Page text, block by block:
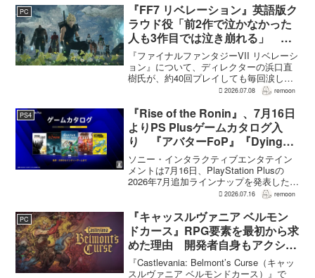
かで、同社はキャラクターやビジュアル
の魅力だけでなく、ゲ...
PC
『FF7 リベレーション』英語版ク
ラウド役「前2作で泣かなかった
人も3作目では泣き崩れる」 浜
口Dも約40回泣いたクラウドの重
要場面に言及
『ファイナルファンタジーVII リベレーシ
ョン』について、ディレクターの浜口直
樹氏が、約40回プレイしても毎回涙した
というクラウドの重要な場面について語
氏も、「最初の2作で泣かなかった人も...
2026.07.08 remoon
PS4
『Rise of the Ronin』、7月16日
よりPS Plusゲームカタログ入
り 『アバターFoP』『Dying
Light』なども順次配信
ソニー・インタラクティブエンタテイン
メントは7月16日、PlayStation Plusの
2026年7月追加ラインナップを発表した。
幕末の日本を舞台とするTeam NINJAのオ
the Ron...
2026.07.16 remoon
PC
『キャッスルヴァニア ベルモン
ドカース』RPG要素を最初から求
めた理由 開発者自身もアクショ
ンのつらさを実感
『Castlevania: Belmont’s Curse（キャッ
スルヴァニア ベルモンドカース）』で